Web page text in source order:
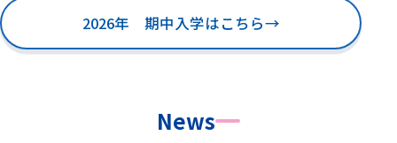
2026年 期中入学はこちら→
News